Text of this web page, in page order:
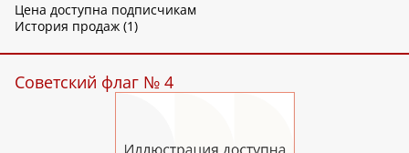
Цена доступна подписчикам
История продаж (1)
Советский флаг № 4